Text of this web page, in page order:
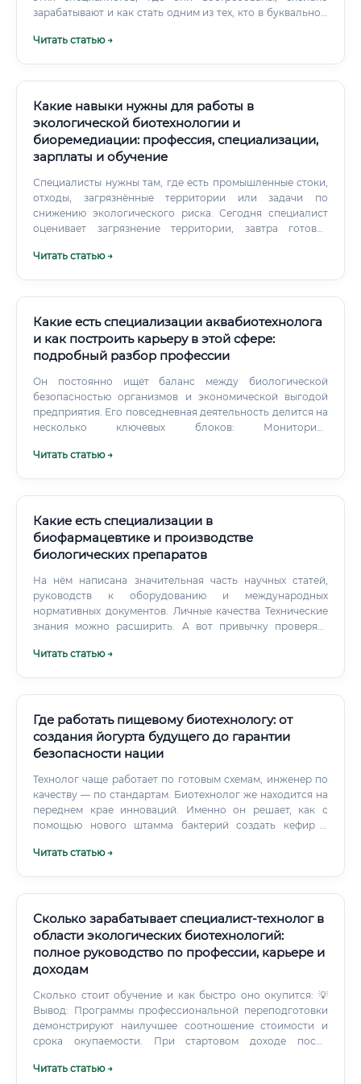
зарабатывают и как стать одним из тех, кто в буквальном
генный инженер — это архитектор жизни на
Читать статью →
Какие навыки нужны для работы в
экологической биотехнологии и
биоремедиации: профессия, специализации,
зарплаты и обучение
Специалисты нужны там, где есть промышленные стоки,
отходы, загрязнённые территории или задачи по
снижению экологического риска. Сегодня специалист
оценивает загрязнение территории, завтра готовит
контроля, а через неделю участвует в обсуждении
Читать статью →
Какие есть специализации аквабиотехнолога
и как построить карьеру в этой сфере:
подробный разбор профессии
Он постоянно ищет баланс между биологической
безопасностью организмов и экономической выгодой
предприятия. Его повседневная деятельность делится на
несколько ключевых блоков: Мониторинг
кислорода, pH, аммония, нитритов и солености.
Читать статью →
Какие есть специализации в
биофармацевтике и производстве
биологических препаратов
На нём написана значительная часть научных статей,
руководств к оборудованию и международных
нормативных документов. Личные качества Технические
знания можно расширить. А вот привычку проверять
Читать статью →
Где работать пищевому биотехнологу: от
создания йогурта будущего до гарантии
безопасности нации
Технолог чаще работает по готовым схемам, инженер по
качеству — по стандартам. Биотехнолог же находится на
переднем крае инноваций. Именно он решает, как с
помощью нового штамма бактерий создать кефир с
ферменты расщепить растительный белок так, чтобы он
Читать статью →
Сколько зарабатывает специалист-технолог в
области экологических биотехнологий:
полное руководство по профессии, карьере и
доходам
Сколько стоит обучение и как быстро оно окупится: 💡
Вывод: Программы профессиональной переподготовки
демонстрируют наилучшее соотношение стоимости и
срока окупаемости. При стартовом доходе после
за 2–3 месяца работы. Можно ли войти в профессию без
Читать статью →